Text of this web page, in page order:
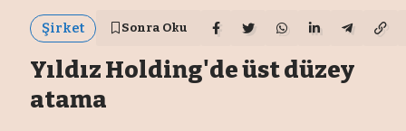
Şirket Sonra Oku
Yıldız Holding'de üst düzey
atama